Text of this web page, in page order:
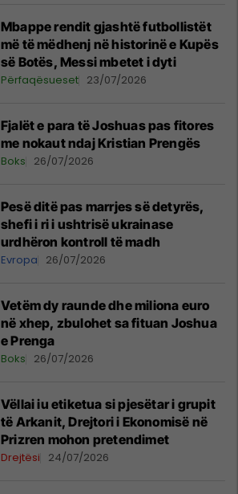
Mbappe rendit gjashtë futbollistët
më të mëdhenj në historinë e Kupës
së Botës, Messi mbetet i dyti
Përfaqësueset 23/07/2026
Fjalët e para të Joshuas pas fitores
me nokaut ndaj Kristian Prengës
Boks 26/07/2026
Pesë ditë pas marrjes së detyrës,
shefi i ri i ushtrisë ukrainase
urdhëron kontroll të madh
Evropa 26/07/2026
Vetëm dy raunde dhe miliona euro
në xhep, zbulohet sa fituan Joshua
e Prenga
Boks 26/07/2026
Vëllai iu etiketua si pjesëtar i grupit
të Arkanit, Drejtori i Ekonomisë në
Prizren mohon pretendimet
Drejtësi 24/07/2026